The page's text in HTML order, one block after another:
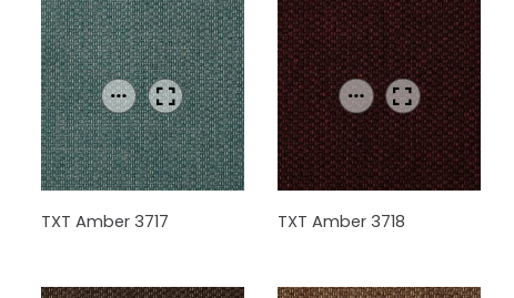
TXT Amber 3717 TXT Amber 3718